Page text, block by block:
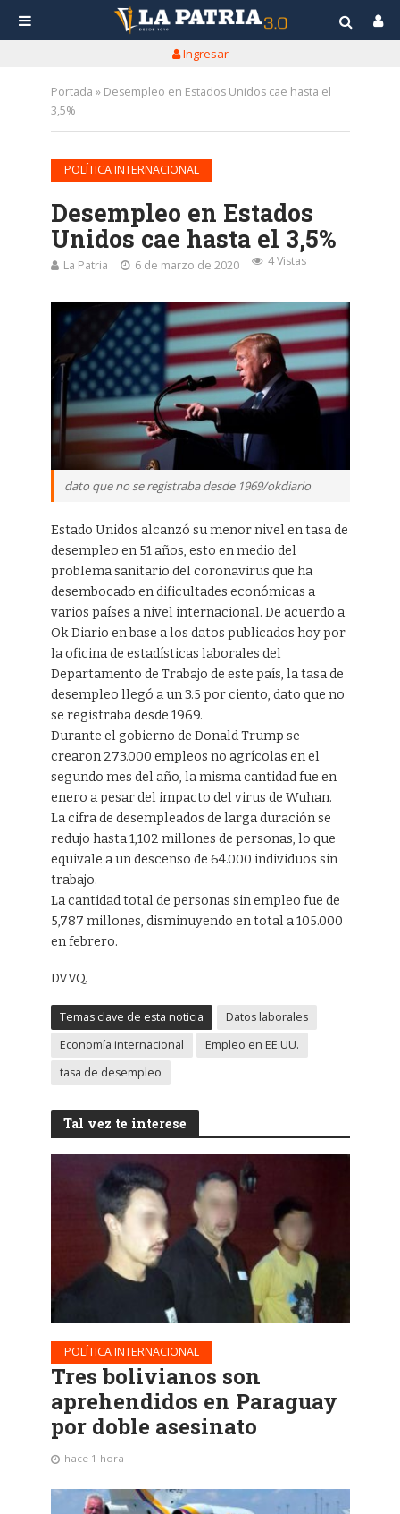
Ingresar
Portada » Desempleo en Estados Unidos cae hasta el
3,5%
POLÍTICA INTERNACIONAL
Desempleo en Estados
Unidos cae hasta el 3,5%
La Patria 6 de marzo de 2020 4 Vistas
dato que no se registraba desde 1969/okdiario
Estado Unidos alcanzó su menor nivel en tasa de
desempleo en 51 años, esto en medio del
problema sanitario del coronavirus que ha
desembocado en dificultades económicas a
varios países a nivel internacional. De acuerdo a
Ok Diario en base a los datos publicados hoy por
la oficina de estadísticas laborales del
Departamento de Trabajo de este país, la tasa de
desempleo llegó a un 3.5 por ciento, dato que no
se registraba desde 1969.
Durante el gobierno de Donald Trump se
crearon 273.000 empleos no agrícolas en el
segundo mes del año, la misma cantidad fue en
enero a pesar del impacto del virus de Wuhan.
La cifra de desempleados de larga duración se
redujo hasta 1,102 millones de personas, lo que
equivale a un descenso de 64.000 individuos sin
trabajo.
La cantidad total de personas sin empleo fue de
5,787 millones, disminuyendo en total a 105.000
en febrero.
DVVQ.
Temas clave de esta noticia
Datos laborales
Economía internacional
Empleo en EE.UU.
tasa de desempleo
Tal vez te interese
POLÍTICA INTERNACIONAL
Tres bolivianos son
aprehendidos en Paraguay
por doble asesinato
hace 1 hora